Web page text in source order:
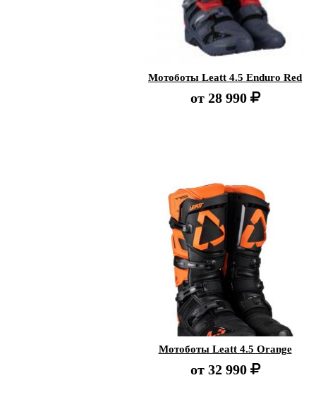
Мотоботы Leatt 4.5 Enduro Red
от 28 990
Мотоботы Leatt 4.5 Orange
от 32 990